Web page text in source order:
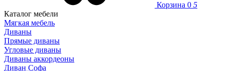
Корзина 0 5
Каталог мебели
Мягкая мебель
Диваны
Прямые диваны
Угловые диваны
Диваны аккордеоны
Диван Софа